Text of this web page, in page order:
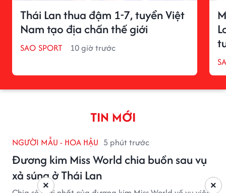
Thái Lan thua đậm 1-7, tuyển Việt
Nam tạo địa chấn thế giới
SAO SPORT 10 giờ trước
TIN MỚI
NGƯỜI MẪU - HOA HẬU 5 phút trước
Đương kim Miss World chia buồn sau vụ
xả súng ở Thái Lan
×
×